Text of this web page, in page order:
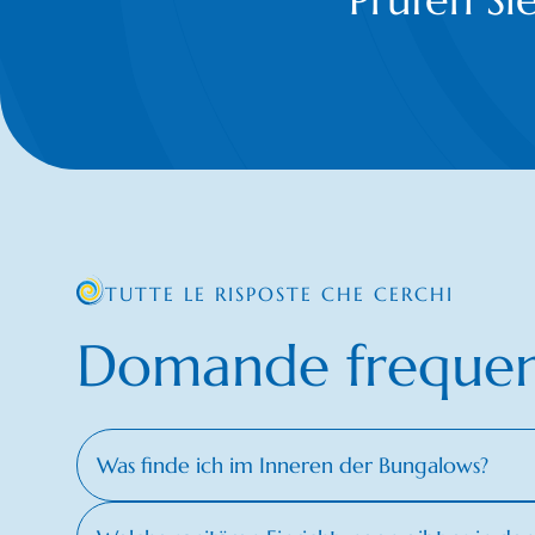
Domande
TUTTE LE RISPOSTE CHE CERCHI
Was finde ich im Inneren der Bungalows?